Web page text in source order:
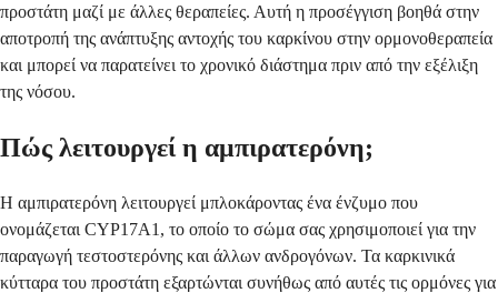
προστάτη μαζί με άλλες θεραπείες. Αυτή η προσέγγιση βοηθά στην
αποτροπή της ανάπτυξης αντοχής του καρκίνου στην ορμονοθεραπεία
και μπορεί να παρατείνει το χρονικό διάστημα πριν από την εξέλιξη
της νόσου.
Πώς λειτουργεί η αμπιρατερόνη;
Η αμπιρατερόνη λειτουργεί μπλοκάροντας ένα ένζυμο που
ονομάζεται CYP17A1, το οποίο το σώμα σας χρησιμοποιεί για την
παραγωγή τεστοστερόνης και άλλων ανδρογόνων. Τα καρκινικά
κύτταρα του προστάτη εξαρτώνται συνήθως από αυτές τις ορμόνες για